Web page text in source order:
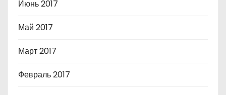
Июнь 2017
Май 2017
Март 2017
Февраль 2017